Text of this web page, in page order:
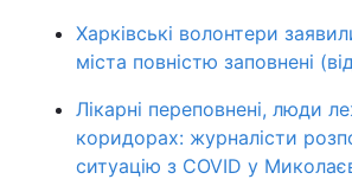
Харківські волонтери
міста повністю заповнені
Лікарні переповнені, люди
коридорах: журналісти
ситуацію з COVID у